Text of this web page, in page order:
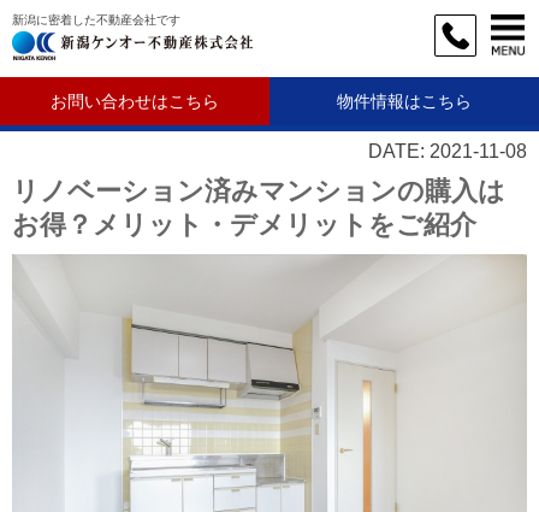
新潟に密着した不動産会社です
お問い合わせはこちら 物件情報はこちら
DATE: 2021-11-08
リノベーション済みマンションの購入は
お得？メリット・デメリットをご紹介